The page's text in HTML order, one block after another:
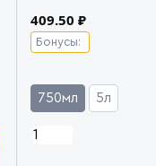
409.50 ₽
Бонусы:
750мл 5л